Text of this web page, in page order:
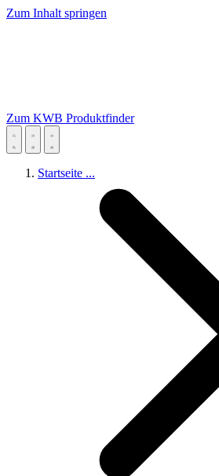
Zum Inhalt springen
Zum KWB Produktfinder
Startseite ...